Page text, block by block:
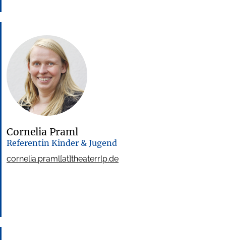
Cornelia Praml
Referentin Kinder & Jugend
cornelia.praml[at]theaterrlp.de